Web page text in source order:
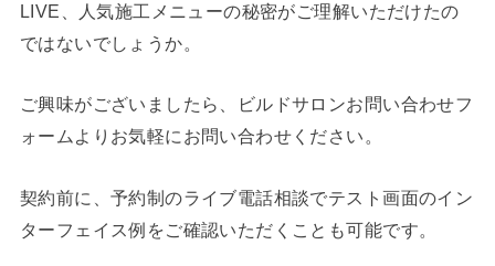
LIVE、人気施工メニューの秘密がご理解いただけたの
ではないでしょうか。
ご興味がございましたら、ビルドサロンお問い合わせフ
ォームよりお気軽にお問い合わせください。
契約前に、予約制のライブ電話相談でテスト画面のイン
ターフェイス例をご確認いただくことも可能です。